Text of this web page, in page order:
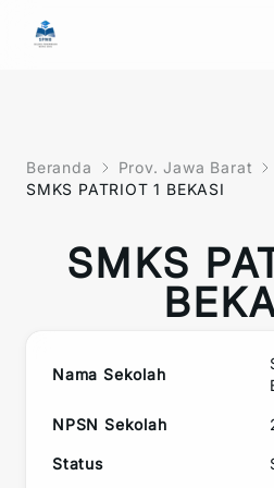
Beranda
Prov. Jawa Barat
SMKS PATRIOT 1 BEKASI
SMKS
Nama Sekolah
NPSN Sekolah
Status